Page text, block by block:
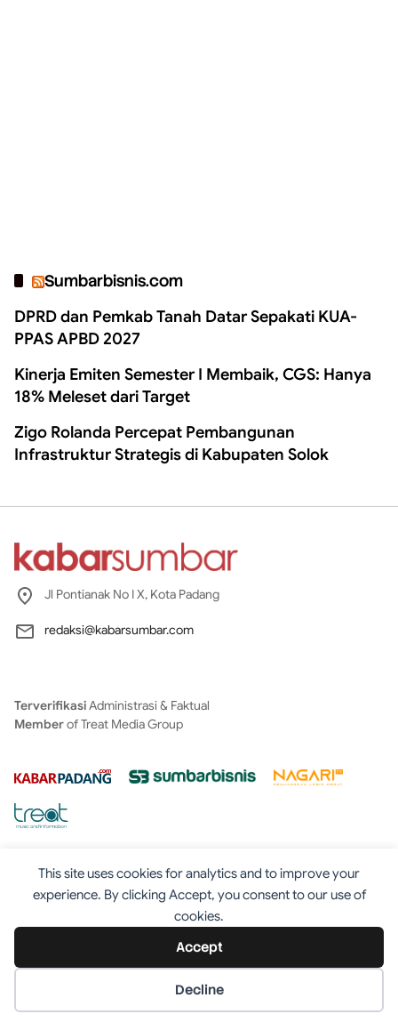
This site uses cookies for analytics and to improve your
experience. By clicking Accept, you consent to our use of
cookies.
Accept
Decline
Sumbarbisnis.com
DPRD dan Pemkab Tanah Datar Sepakati KUA-
PPAS APBD 2027
Kinerja Emiten Semester I Membaik, CGS: Hanya
18% Meleset dari Target
Zigo Rolanda Percepat Pembangunan
Infrastruktur Strategis di Kabupaten Solok
Jl Pontianak No I X, Kota Padang
redaksi@kabarsumbar.com
TerverifikasiAdministrasi & Faktual
Memberof Treat Media Group
Tentang Redaksi Kontak Disclaimer
Iklan